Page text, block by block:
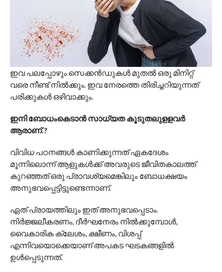
ഇവ പലപ്പോഴും സെക്കന്‍ഡുകള്‍ മുതല്‍ ഒരു മിനിറ്റ്
വരെ നീണ്ട് നില്‍ക്കും. ഇവ നേരത്തെ തിരിച്ചറിയുന്നത്
പരിക്കുകള്‍ ഒഴിവാക്കും.
ഇനി ബോധംകെടാന്‍ സാധ്യത കൂടുതലുളളവര്‍
ആരാണ്.?
വിവിധ പഠനങ്ങള്‍ കാണിക്കുന്നത് ഏകദേശം
മൂന്നിലൊന്ന് ആളുകള്‍ക്ക് അവരുടെ ജീവിതകാലത്ത്
കുറഞ്ഞത് ഒരു പ്രാവശ്യമെങ്കിലും ബോധക്ഷയം
അനുഭവപ്പെട്ടിട്ടുണ്ടെന്നാണ്.
ഏത് പ്രായത്തിലും ഇത് അനുഭവപ്പെടാം.
നിര്‍ജ്ജലീകരണം, ദീര്‍ഘനേരം നില്‍ക്കുമ്പോള്‍,
വൈകാരിക ക്ലേശം, ക്ഷീണം, വിശപ്പ്
എന്നിവയൊക്കെയാണ് അപകട ഘടകങ്ങളില്‍
ഉള്‍പ്പെടുന്നത്.